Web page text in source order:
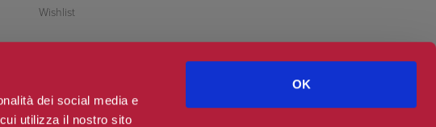
dei social media e
utilizza il nostro sito
OK
Wishlist